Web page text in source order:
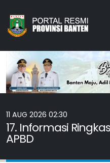
17. Informasi
APBD
11 AUG 2026 02:30